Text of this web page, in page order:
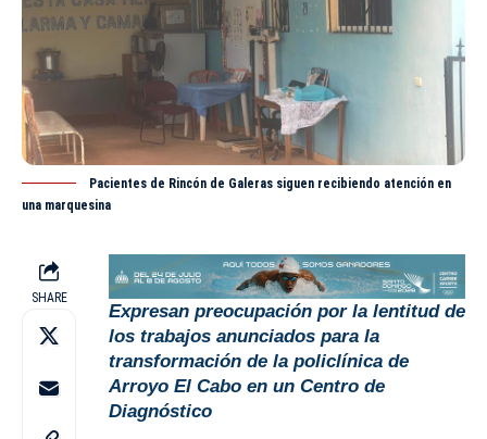
Pacientes de Rincón de Galeras siguen recibiendo atención en
una marquesina
SHARE
Expresan preocupación por la lentitud de
los trabajos anunciados para la
transformación de la policlínica de
Arroyo El Cabo en un Centro de
Diagnóstico